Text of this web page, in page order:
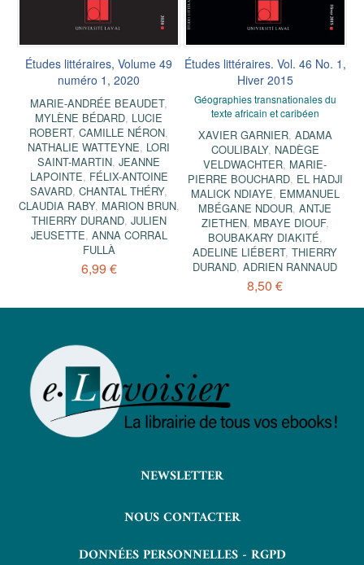
Études littéraires, Volume 49
numéro 1, 2020
MARIE-ANDRÉE BEAUDET,
MYLÈNE BÉDARD, LUCIE
ROBERT,CAMILLE NÉRON,
NATHALIE WATTEYNE, LORI
SAINT-MARTIN,JEANNE
LAPOINTE, FÉLIX-ANTOINE
SAVARD,CHANTAL THÉRY,
CLAUDIA RABY, MARION BRUN,
THIERRY DURAND, JULIEN
JEUSETTE, ANNA CORRAL
FULLÀ
6,99 €
Études littéraires. Vol. 46 No. 1,
Hiver 2015
Géographies transnationales du
texte africain et caribéen
XAVIER GARNIER, ADAMA
COULIBALY, NADÈGE
VELDWACHTER, MARIE-
PIERRE BOUCHARD, EL HADJI
MALICK NDIAYE, EMMANUEL
MBÉGANE NDOUR,ANTJE
ZIETHEN, MBAYE DIOUF,
BOUBAKARY DIAKITÉ,
ADELINE LIÉBERT,THIERRY
DURAND,ADRIEN RANNAUD
8,50 €
NEWSLETTER
NOUS CONTACTER
DONNÉES PERSONNELLES - RGPD